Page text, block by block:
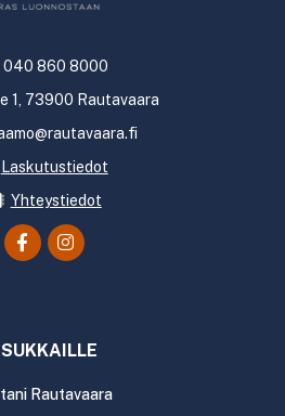
040 860 8000
1, 73900 Rautavaara
Laskutustiedot
Yhteystiedot
Rautavaara